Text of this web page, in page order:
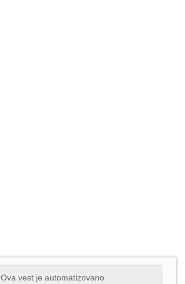
Ova vest je automatizovano